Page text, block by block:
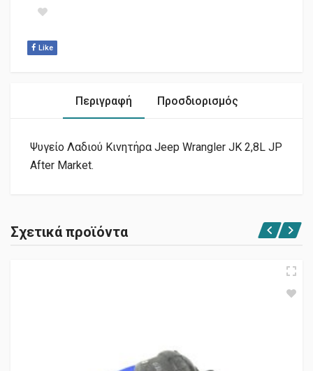
Like
Περιγραφή Προσδιορισμός
Ψυγείο Λαδιού Κινητήρα Jeep Wrangler JK 2,8L JP
After Market.
Σχετικά προϊόντα